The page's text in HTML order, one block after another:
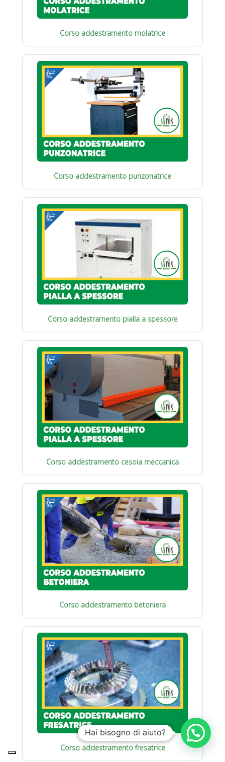
Corso addestramento molatrice
Corso addestramento punzonatrice
Corso addestramento pialla a spessore
Corso addestramento cesoia meccanica
Corso addestramento betoniera
Corso addestramento fresatrice
Hai bisogno di aiuto?